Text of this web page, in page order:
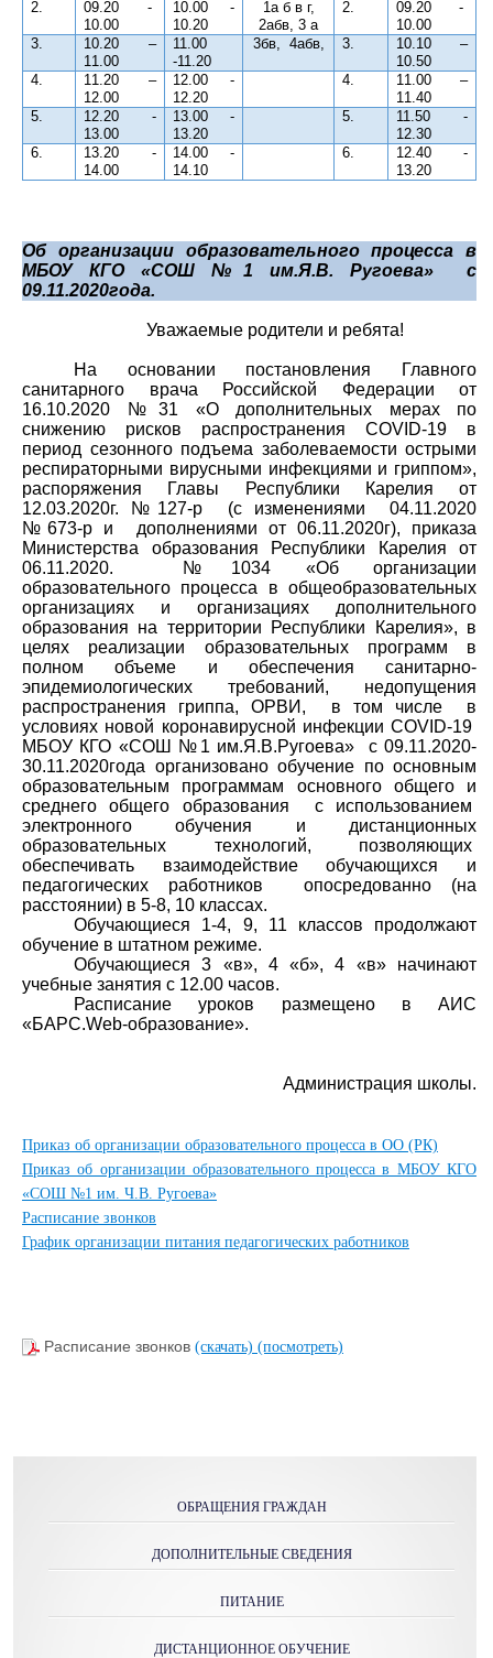
2.
09.20 -
10.00
10.00 -
10.20
1а б в г,
2абв, 3 а
2.
09.20 -
10.00
3.
10.20 –
11.00
11.00
-11.20
3бв, 4абв, 3.
10.10 –
10.50
4.
11.20 –
12.00
12.00 -
12.20
4.
11.00 –
11.40
5.
12.20 -
13.00
13.00 -
13.20
5.
11.50 -
12.30
6.
13.20 -
14.00
14.00 -
14.10
6.
12.40 -
13.20
Об организации образовательного процесса в
МБОУ КГО «СОШ №1 им.Я.В. Ругоева»
с
09.11.2020года.
Уважаемые родители и ребята!
На основании постановления Главного
санитарного врача Российской Федерации от
16.10.2020 №31 «О дополнительных мерах по
снижению рисков распространения COVID-19 в
период сезонного подъема заболеваемости острыми
респираторными вирусными инфекциями и гриппом»,
распоряжения Главы Республики Карелия от
12.03.2020г. №127-р
(с изменениями
04.11.2020
№673-р и
дополнениями от 06.11.2020г), приказа
Министерства образования Республики Карелия от
06.11.2020.
№1034 «Об организации
образовательного процесса в общеобразовательных
организациях и организациях дополнительного
образования на территории Республики Карелия», в
целях реализации образовательных программ в
полном объеме и обеспечения санитарно-
эпидемиологических требований, недопущения
распространения гриппа, ОРВИ,
в том числе
в
условиях новой коронавирусной инфекции COVID-19
МБОУ КГО «СОШ №1 им.Я.В.Ругоева»
с 09.11.2020-
30.11.2020года организовано обучение по основным
образовательным программам основного общего и
среднего общего образования
с использованием
электронного обучения и дистанционных
образовательных технологий, позволяющих
обеспечивать
взаимодействие обучающихся
и
педагогических работников
опосредованно (на
расстоянии) в 5-8, 10 классах.
Обучающиеся 1-4, 9, 11 классов продолжают
обучение в штатном режиме.
Обучающиеся 3 «в», 4 «б», 4 «в» начинают
учебные занятия с 12.00 часов.
Расписание уроков размещено в АИС
«БАРС.Web-образование».
Администрация школы.
Приказ об организации образовательного процесса в ОО (РК)
Приказ об организации образовательного процесса в МБОУ КГО
«СОШ №1 им. Ч.В. Ругоева»
Расписание звонков
График организации питания педагогических работников
Расписание звонков (скачать) (посмотреть)
ОБРАЩЕНИЯ ГРАЖДАН
ДОПОЛНИТЕЛЬНЫЕ СВЕДЕНИЯ
ПИТАНИЕ
ДИСТАНЦИОННОЕ ОБУЧЕНИЕ